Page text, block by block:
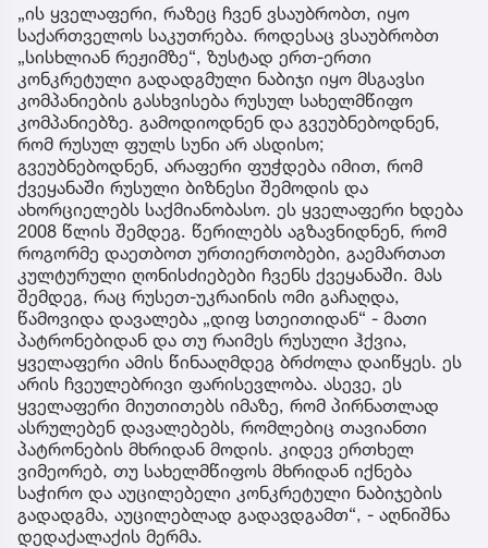
„ის ყველაფერი, რაზეც ჩვენ ვსაუბრობთ, იყო
საქართველოს საკუთრება. როდესაც ვსაუბრობთ
„სისხლიან რეჟიმზე“, ზუსტად ერთ-ერთი
კონკრეტული გადადგმული ნაბიჯი იყო მსგავსი
კომპანიების გასხვისება რუსულ სახელმწიფო
კომპანიებზე. გამოდიოდნენ და გვეუბნებოდნენ,
რომ რუსულ ფულს სუნი არ ასდისო;
გვეუბნებოდნენ, არაფერი ფუჭდება იმით, რომ
ქვეყანაში რუსული ბიზნესი შემოდის და
ახორციელებს საქმიანობასო. ეს ყველაფერი ხდება
2008 წლის შემდეგ. წერილებს აგზავნიდნენ, რომ
როგორმე დაეთბოთ ურთიერთობები, გაემართათ
კულტურული ღონისძიებები ჩვენს ქვეყანაში. მას
შემდეგ, რაც რუსეთ-უკრაინის ომი გაჩაღდა,
წამოვიდა დავალება „დიფ სთეითიდან“ - მათი
პატრონებიდან და თუ რაიმეს რუსული ჰქვია,
ყველაფერი ამის წინააღმდეგ ბრძოლა დაიწყეს. ეს
არის ჩვეულებრივი ფარისევლობა. ასევე, ეს
ყველაფერი მიუთითებს იმაზე, რომ პირნათლად
ასრულებენ დავალებებს, რომლებიც თავიანთი
პატრონების მხრიდან მოდის. კიდევ ერთხელ
ვიმეორებ, თუ სახელმწიფოს მხრიდან იქნება
საჭირო და აუცილებელი კონკრეტული ნაბიჯების
გადადგმა, აუცილებლად გადავდგამთ“, - აღნიშნა
დედაქალაქის მერმა.